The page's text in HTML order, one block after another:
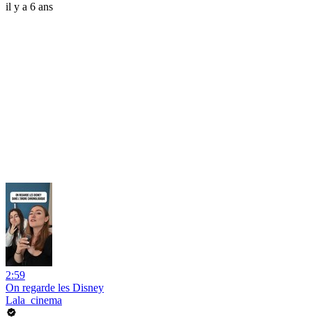
il y a 6 ans
2:59
On regarde les Disney
Lala_cinema